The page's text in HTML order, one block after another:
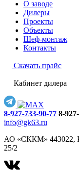
О заводе
Дилеры
Проекты
Объекты
Шеф-монтаж
Контакты
Скачать прайс
Кабинет дилера
8-927-733-90-77 8-
info@gk63.ru
АО «СККМ» 443022,
25/2